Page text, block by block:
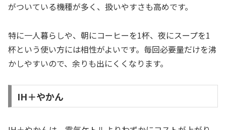
がついている機種が多く、扱いやすさも高めです。
特に一人暮らしや、朝にコーヒーを1杯、夜にスープを1
杯という使い方には相性がよいです。毎回必要量だけを沸
かしやすいので、余りも出にくくなります。
IH＋やかん